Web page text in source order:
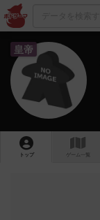
皇帝
トップ ゲーム一覧